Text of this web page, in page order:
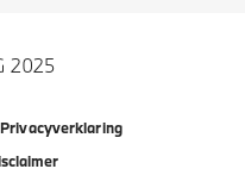
2025
Privacyverklaring